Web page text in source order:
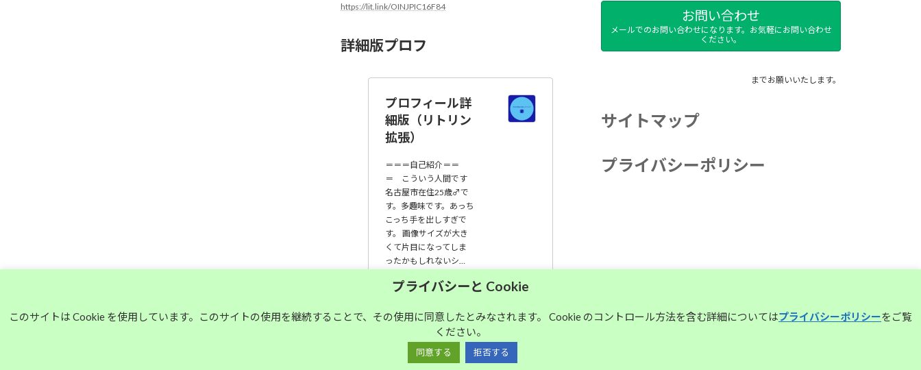
https://lit.link/OINJPIC16F84
詳細版プロフ
プロフィール詳
細版（リトリン
拡張）
＝＝＝自己紹介＝＝
＝ こういう人間です
名古屋市在住25歳♂で
す。多趣味です。あっち
こっち手を出しすぎで
す。 画像サイズが大き
くて片目になってしま
ったかもしれないシ…
大須中毒名古屋人
お問い合わせ
メールでのお問い合わせになります。お気軽にお問い合わせ
ください。
までお願いいたします。
サイトマップ
プライバシーポリシー
Copyright © 大須中毒名古屋人のブログ All Rights Reserved.
プライバシーと Cookie
このサイトは Cookie を使用しています。このサイトの使用を継続することで、その使用に同意したとみなされます。 Cookie のコントロール方法を含む詳細についてはプライバシーポリシーをご覧
ください。
同意する 拒否する